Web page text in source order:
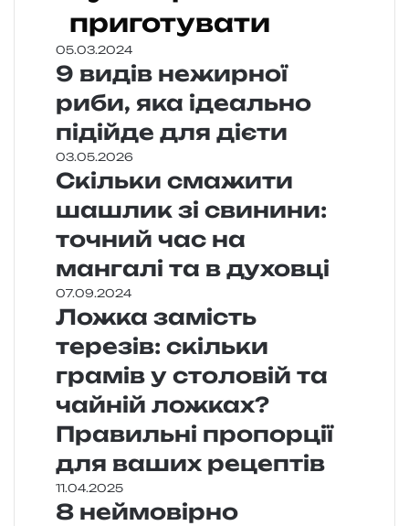
приготувати
05.03.2024
9 видів нежирної
риби, яка ідеально
підійде для дієти
03.05.2026
Скільки смажити
шашлик зі свинини:
точний час на
мангалі та в духовці
07.09.2024
Ложка замість
терезів: скільки
грамів у столовій та
чайній ложках?
Правильні пропорції
для ваших рецептів
11.04.2025
8 неймовірно